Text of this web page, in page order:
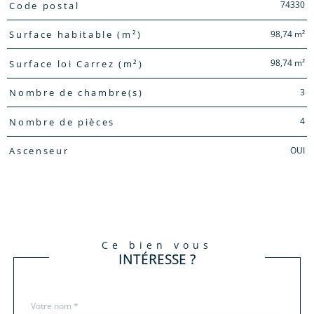
TRAD_PAMPERO_Caracteristique
Code postal 74330
Surface habitable (m²) 98,74 m²
Surface loi Carrez (m²) 98,74 m²
Nombre de chambre(s) 3
Nombre de pièces 4
Ascenseur OUI
ce bien vous
INTÉRESSE ?
*